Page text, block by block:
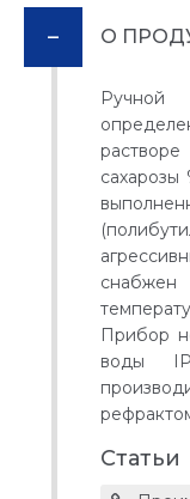
О
Ручной
сахарозы
Прибор
воды
Статьи